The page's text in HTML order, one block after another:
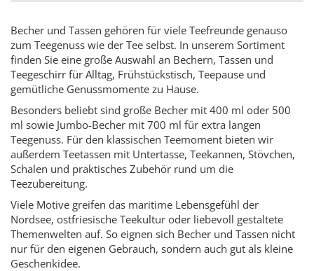
Becher und Tassen gehören für viele Teefreunde genauso
zum Teegenuss wie der Tee selbst. In unserem Sortiment
finden Sie eine große Auswahl an Bechern, Tassen und
Teegeschirr für Alltag, Frühstückstisch, Teepause und
gemütliche Genussmomente zu Hause.
Besonders beliebt sind große Becher mit 400 ml oder 500
ml sowie Jumbo-Becher mit 700 ml für extra langen
Teegenuss. Für den klassischen Teemoment bieten wir
außerdem Teetassen mit Untertasse, Teekannen, Stövchen,
Schalen und praktisches Zubehör rund um die
Teezubereitung.
Viele Motive greifen das maritime Lebensgefühl der
Nordsee, ostfriesische Teekultur oder liebevoll gestaltete
Themenwelten auf. So eignen sich Becher und Tassen nicht
nur für den eigenen Gebrauch, sondern auch gut als kleine
Geschenkidee.